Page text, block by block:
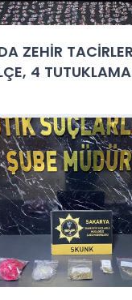
ZEHİR
4